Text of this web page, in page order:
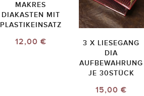
MAKRES
DIAKASTEN MIT
PLASTIKEINSATZ
12,00 €
3 X LIESEGANG
DIA
AUFBEWAHRUNG
JE 30STÜCK
15,00 €